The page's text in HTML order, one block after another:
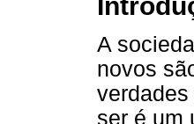
A
novos
ser é um